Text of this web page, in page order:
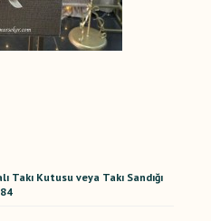
Takı Kutusu veya Takı Sandığı